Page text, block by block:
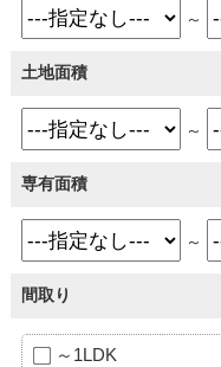
～
土地面積
～
専有面積
～
間取り
～1LDK